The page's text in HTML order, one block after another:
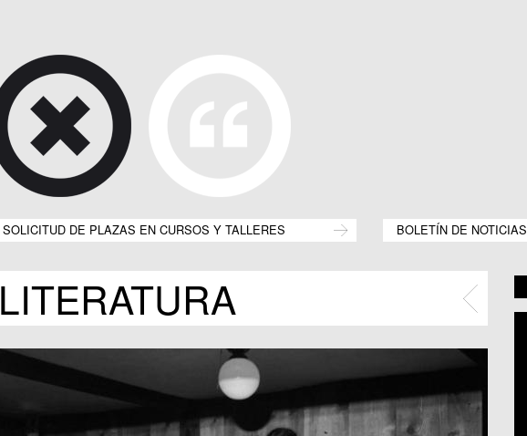
SOLICITUD DE PLAZAS EN CURSOS Y TALLERES BOLETÍN DE NOTICIAS
LITERATURA